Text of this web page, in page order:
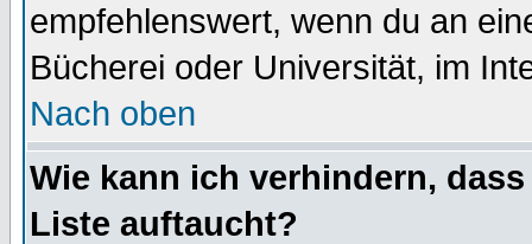
empfehlenswert, wenn du an
Bücherei oder Universität, im
Nach oben
Wie kann ich verhindern,
Liste auftaucht?